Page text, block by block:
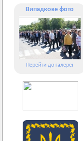
Випадкове фото
Перейти до галереї